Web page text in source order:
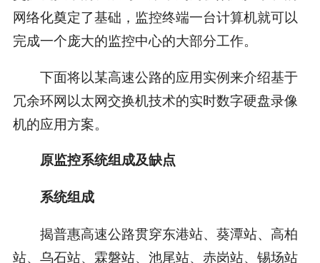
网络化奠定了基础，监控终端一台计算机就可以
完成一个庞大的监控中心的大部分工作。
下面将以某高速公路的应用实例来介绍基于
冗余环网以太网交换机技术的实时数字硬盘录像
机的应用方案。
原监控系统组成及缺点
系统组成
揭普惠高速公路贯穿东港站、葵潭站、高柏
站、乌石站、霖磐站、池尾站、赤岗站、锡场站